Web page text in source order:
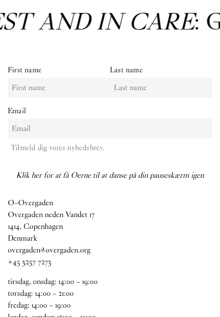
AND IN CARE:
First name Last name
Email
Tilmeld dig vores nyhedsbrev.
Klik her for at få Oerne til at danse på din pauseskærm igen
O–Overgaden
Overgaden neden Vandet 17
1414, Copenhagen
Denmark
overgaden@overgaden.org
+45 3257 7273
tirsdag, onsdag: 14:00–19:00
torsdag: 14:00–21:00
fredag: 14:00–19:00